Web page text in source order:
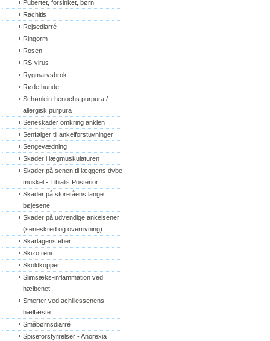
Pubertet, forsinket, børn
Rachitis
Rejsediarré
Ringorm
Rosen
RS-virus
Rygmarvsbrok
Røde hunde
Schønlein-henochs purpura /
allergisk purpura
Seneskader omkring anklen
Senfølger til ankelforstuvninger
Sengevædning
Skader i lægmuskulaturen
Skader på senen til læggens dybe
muskel - Tibialis Posterior
Skader på storetåens lange
bøjesene
Skader på udvendige ankelsener
(seneskred og overrivning)
Skarlagensfeber
Skizofreni
Skoldkopper
Slimsæks-inflammation ved
hælbenet
Smerter ved achillessenens
hælfæste
Småbørnsdiarré
Spiseforstyrrelser - Anorexia